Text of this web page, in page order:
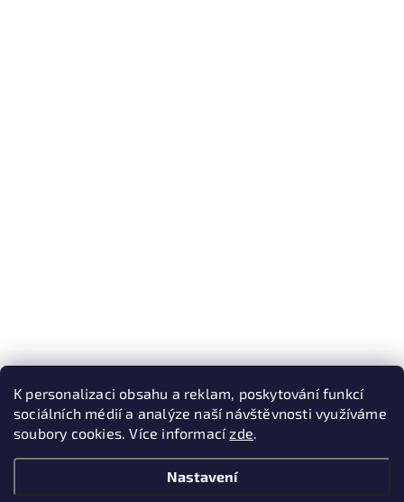
K personalizaci obsahu a reklam, poskytování funkcí
sociálních médií a analýze naší návštěvnosti využíváme
soubory cookies. Více informacízde.
Nastavení